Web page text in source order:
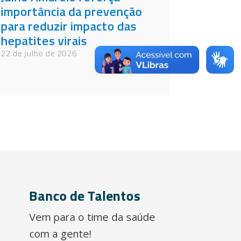
importância da prevenção
para reduzir impacto das
hepatites virais
22 de julho de 2026
Banco de Talentos
Vem para o time da saúde
com a gente!